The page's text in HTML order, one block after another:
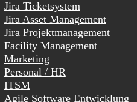
Jira Ticketsystem
Jira Asset Management
Jira Projektmanagement
Facility Management
Marketing
Personal / HR
ITSM
Agile Software Entwicklung